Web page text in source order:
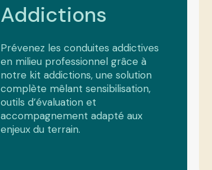
Addictions
Prévenez les conduites addictives
en milieu professionnel grâce à
notre kit addictions, une solution
complète mêlant sensibilisation,
outils d’évaluation et
accompagnement adapté aux
enjeux du terrain.